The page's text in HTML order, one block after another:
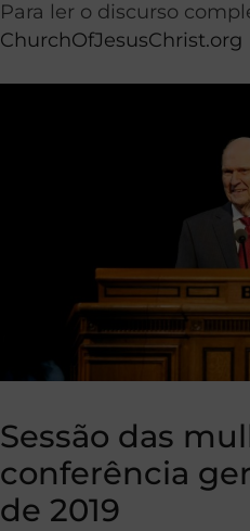
Para ler o discurso
ChurchOfJesusChrist.org
Sessão das
conferência
de 2019